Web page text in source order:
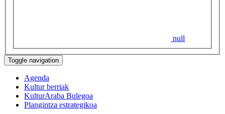
null
Toggle navigation
Agenda
Kultur berriak
KulturAraba Bulegoa
Plangintza estrategikoa